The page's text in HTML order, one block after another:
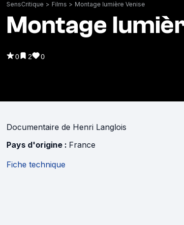
SensCritique > Films > Montage lumière Venise
Montage
0 2 0
Documentaire de Henri Langlois
Pays d'origine : France
Fiche technique